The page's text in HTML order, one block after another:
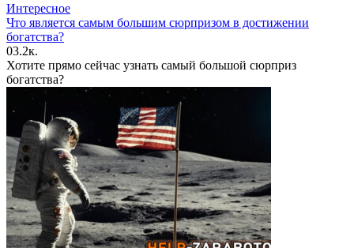
Интересное
Что является самым большим сюрпризом в достижении
богатства?
03.2к.
Хотите прямо сейчас узнать самый большой сюрприз
богатства?